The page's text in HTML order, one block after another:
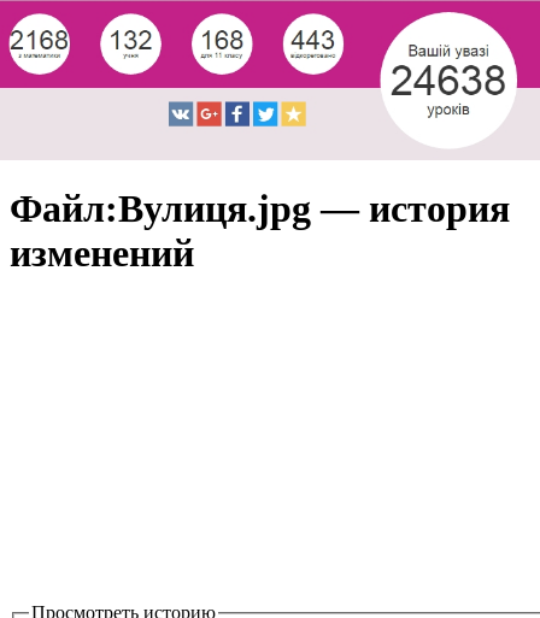
Файл:Вулиця.jpg — история
изменений
Просмотреть историю